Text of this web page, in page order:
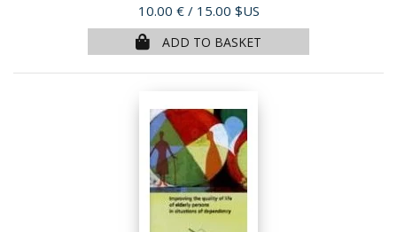
Price
10.00 € / 15.00 $US
ADD TO BASKET